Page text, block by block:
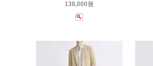
138,000원